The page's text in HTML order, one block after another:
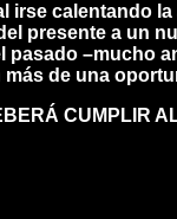
irse calentando
presente a un
pasado –mucho
de una
CUMPLIR